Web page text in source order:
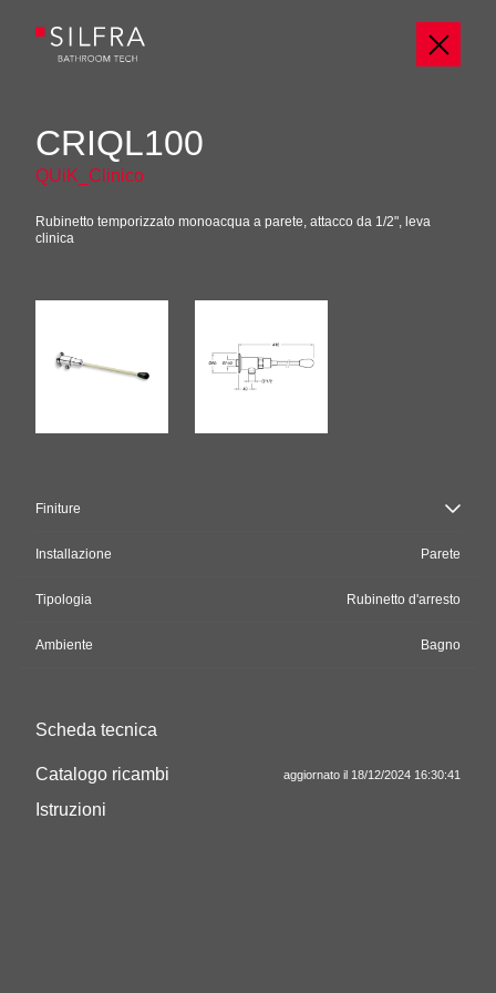
CRIQL100
QUiK_Clinico
Rubinetto temporizzato monoacqua a parete, attacco da 1/2", leva
clinica
Finiture
Installazione Parete
Tipologia Rubinetto d'arresto
Ambiente Bagno
Scheda tecnica
Catalogo ricambi aggiornato il 18/12/2024 16:30:41
Istruzioni